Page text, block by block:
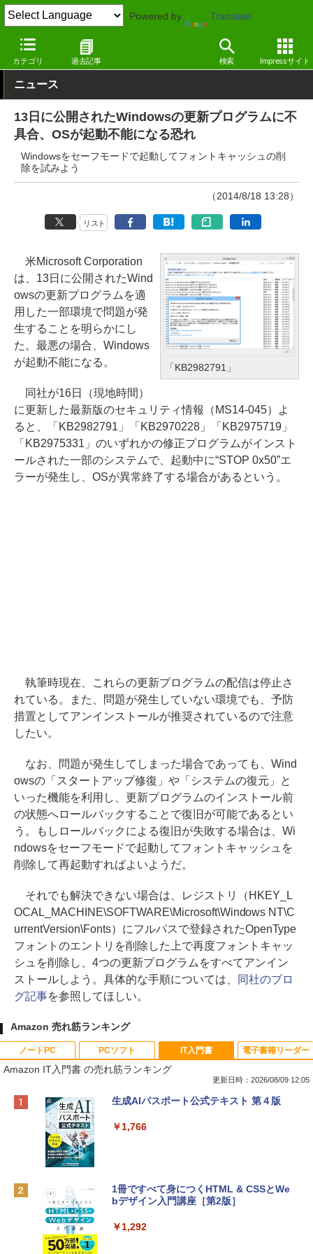
Powered by Translate
カテゴリ 過去記事 検索 Impressサイト
窓の杜 その他の話題
ニュース
13日に公開されたWindowsの更新プログラムに不
具合、OSが起動不能になる恐れ
Windowsをセーフモードで起動してフォントキャッシュの削
除を試みよう
（2014/8/18 13:28）
リスト
「KB2982791」
米Microsoft Corporation
は、13日に公開されたWind
owsの更新プログラムを適
用した一部環境で問題が発
生することを明らかにし
た。最悪の場合、Windows
が起動不能になる。
同社が16日（現地時間）
に更新した最新版のセキュリティ情報（MS14-045）よ
ると、「KB2982791」「KB2970228」「KB2975719」
「KB2975331」のいずれかの修正プログラムがインスト
ールされた一部のシステムで、起動中に“STOP 0x50”エ
ラーが発生し、OSが異常終了する場合があるという。
執筆時現在、これらの更新プログラムの配信は停止さ
れている。また、問題が発生していない環境でも、予防
措置としてアンインストールが推奨されているので注意
したい。
なお、問題が発生してしまった場合であっても、Wind
owsの「スタートアップ修復」や「システムの復元」と
いった機能を利用し、更新プログラムのインストール前
の状態へロールバックすることで復旧が可能であるとい
う。もしロールバックによる復旧が失敗する場合は、Wi
ndowsをセーフモードで起動してフォントキャッシュを
削除して再起動すればよいようだ。
それでも解決できない場合は、レジストリ（HKEY_L
OCAL_MACHINE\SOFTWARE\Microsoft\Windows NT\C
urrentVersion\Fonts）にフルパスで登録されたOpenType
フォントのエントリを削除した上で再度フォントキャッ
シュを削除し、4つの更新プログラムをすべてアンイン
ストールしよう。具体的な手順については、
同社のブロ
グ記事を参照してほしい。
Amazon 売れ筋ランキング
ノートPC
Apple 2026 MacBook Neo A18 Proチッ
e Intelligenceのために設計、Liquid Ret
￥119,800
tomtoc 360°保護 15.6 16インチ パソコ
PCソフト
Robloxギフトカード - 800 Robux 【限
インゲームコード】 ロブロックス | オン
Robloxギフトカード - 1000 Robux 【限
インゲームコード】 ロブロックス |オン
IT入門書
Amazon IT入門書 の売れ筋ランキング
更新日時：2026/08/09 12:05
生成AIパスポート公式テキスト 第４版
￥1,766
1冊ですべて身につくHTML & CSSとWe
bデザイン入門講座［第2版］
￥1,292
電子書籍リーダー